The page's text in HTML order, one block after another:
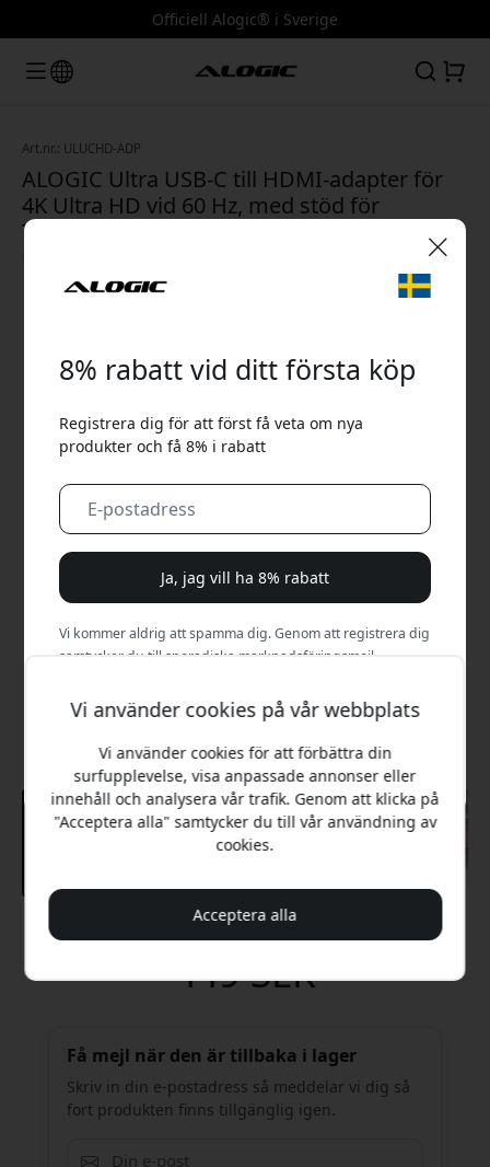
Officiell Alogic® i Sverige
Art.nr.: ULUCHD-ADP
ALOGIC Ultra USB-C till HDMI-adapter för
4K Ultra HD vid 60 Hz, med stöd för
Thunderbolt 3 och DisplayPort Alt Mode -
Rekommenderat pris
449 SEK
Få mejl när den är tillbaka i lager
Skriv in din e-postadress så meddelar vi dig så
fort produkten finns tillgänglig igen.
Vi använder cookies på vår webbplats
Vi använder cookies för att förbättra din
surfupplevelse, visa anpassade annonser eller
innehåll och analysera vår trafik. Genom att klicka på
"Acceptera alla" samtycker du till vår användning av
cookies.
Acceptera alla
8% rabatt vid ditt första köp
Registrera dig för att först få veta om nya
produkter och få 8% i rabatt
Ja, jag vill ha 8% rabatt
Vi kommer aldrig att spamma dig. Genom att registrera dig
samtycker du till sporadiska marknadsföringsmejl,
🎉 Din rabattkod: